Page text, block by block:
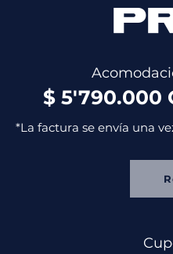
$ 5'790.000
*La factura se envía una